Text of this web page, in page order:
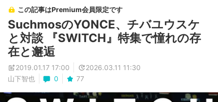
この記事はPremium会員限定です
SuchmosのYONCE、チバユウスケ
と対談 『SWITCH』特集で憧れの存
在と邂逅
2019.01.17 17:00
2026.03.11 11:30
山下智也
0 77